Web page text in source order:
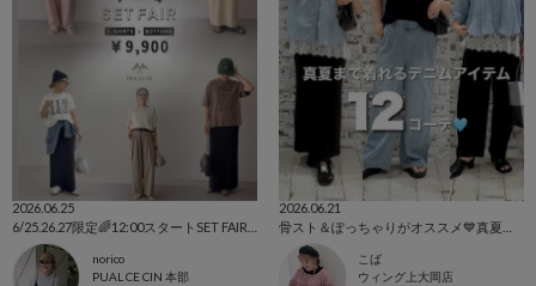
2026.06.25
norico
PUAL CE CIN 本部
2026.06.21
こば
ウィング上大岡店